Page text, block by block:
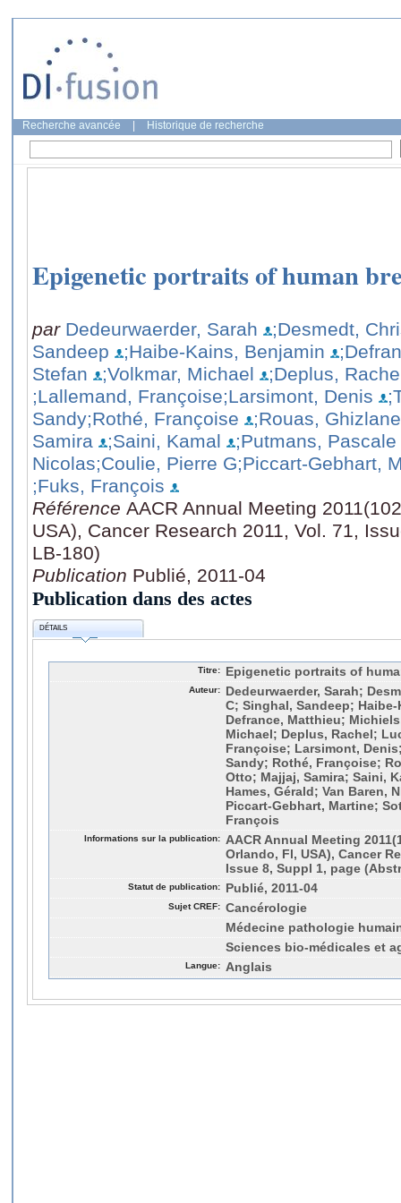
Recherche avancée Historique de recherche
Epigenetic portraits of human
par Dedeurwaerder, Sarah
;Desmedt,
Sandeep
;Haibe-Kains, Benjamin
Stefan
;Volkmar, Michael
;Deplus,
;Lallemand, Françoise;Larsimont, Denis
Sandy;Rothé, Françoise
;Rouas, Ghizlane
Samira
;Saini, Kamal
;Putmans, Pascale
Nicolas;Coulie, Pierre G;Piccart-Gebhart,
;Fuks, François
Référence AACR Annual Meeting
USA), Cancer Research 2011, Vol. 71,
LB-180)
Publication Publié, 2011-04
Publication dans des actes
DÉTAILS
Titre: Epigenetic portraits of
Auteur:
Dedeurwaerder, Sarah;
C; Singhal, Sandeep;
Defrance, Matthieu;
Michael; Deplus, Rachel;
Françoise; Larsimont,
Sandy; Rothé, Françoise;
Otto; Majjaj, Samira; Saini,
Hames, Gérald; Van Baren,
Piccart-Gebhart, Martine;
François
Informations sur la publication:
AACR Annual Meeting
Orlando, Fl, USA), Cancer
Issue 8, Suppl 1, page
Statut de publication: Publié, 2011-04
Sujet CREF: Cancérologie
Médecine pathologie
Sciences bio-médicales et
Langue: Anglais